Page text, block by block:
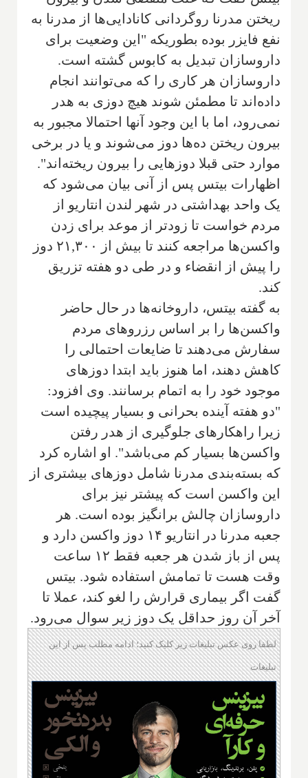
ریختن مدرنا روگردانی کانادایی‌ها از مدرنا به
نفع فایزر بوده بطوریکه "این وضعیت برای
داروسازان تبدیل به کابوس گشته است.
داروسازان هر کاری را که می‌توانند انجام
داده‌اند تا مطمئن شوند هیچ دوزی به هدر
نمی‌رود، اما با این وجود آنها احتمالا مجبور به
بیرون ریختن ده‌ها دوز می‌شوند و یا در برخی
موارد حتی قبلا دوزهایی را بیرون ریخته‌اند".
اظهارات بیتس پس از آنی بیان می‌شود که
یک واحد بهداشتی در شهر لندن انتاریو از
مردم خواست تا زودتر از موعد برای زدن
واکسن‌ها مراجعه کنند تا بیش از ۲۱,۳۰۰ دوز
را پیش از انقضاء و در طی دو هفته تزریق
کند.
به گفته بیتس، داروخانه‌ها در حال حاضر
واکسن‌ها را بر اساس رزروهای مردم
سفارش می‌دهند تا ضایعات احتمالی را
کاهش دهند، اما هنوز باید ابتدا دوزهای
موجود خود را به اتمام برسانند. وی افزود:
"دو هفته آینده بحرانی و بسیار پیچیده است
زیرا راهکارهای جلوگیری از هدر رفتن
واکسن‌ها بسیار کم می‌باشد". او اشاره کرد
که بسته‌بندی مدرنا شامل دوزهای بیشتری از
این واکسن است که پیشتر نیز برای
داروسازان چالش برانگیز بوده است. هر
جعبه مدرنا در انتاریو ۱۴ دوز واکسن دارد و
پس از باز شدن هر جعبه فقط ۱۲ ساعت
وقت هست تا تمامش استفاده شود. بیتس
گفت اگر بیماری قرارش را لغو کند، عملا تا
آخر آن روز حداقل یک دوز زیر سوال می‌رود.
لطفا روی عکس تبلیغات زیر کلیک کنید؛ ادامه مطلب پس از این
تبلیغات